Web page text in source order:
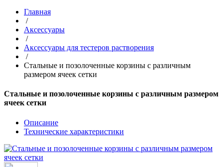
Главная
/
Аксессуары
/
Аксессуары для тестеров растворения
/
Стальные и позолоченные корзины с различным
размером ячеек сетки
Стальные и позолоченные корзины с различным размером
ячеек сетки
Описание
Технические характеристики